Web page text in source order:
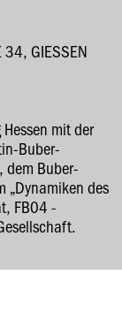
GIESSEN
mit der
Buber-
dem Buber-
„Dynamiken des
FB04 -